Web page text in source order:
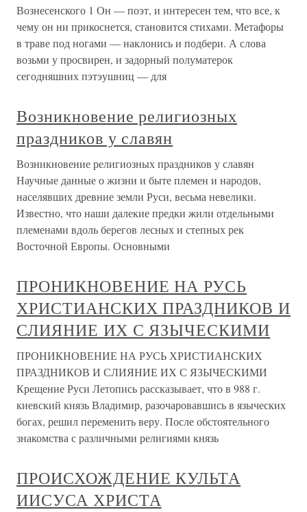
Вознесенского 1 Он — поэт, и интересен тем, что все, к
чему он ни прикоснется, становится стихами. Метафоры
в траве под ногами — наклонись и подбери. А слова
возьми у просвирен, и задорный полуматерок
сегодняшних пэтэушниц — для
Возникновение религиозных
праздников у славян
Возникновение религиозных праздников у славян
Научные данные о жизни и быте племен и народов,
населявших древние земли Руси, весьма невелики.
Известно, что наши далекие предки жили отдельными
племенами вдоль берегов лесных и степных рек
Восточной Европы. Основными
ПРОНИКНОВЕНИЕ НА РУСЬ
ХРИСТИАНСКИХ ПРАЗДНИКОВ И
СЛИЯНИЕ ИХ С ЯЗЫЧЕСКИМИ
ПРОНИКНОВЕНИЕ НА РУСЬ ХРИСТИАНСКИХ
ПРАЗДНИКОВ И СЛИЯНИЕ ИХ С ЯЗЫЧЕСКИМИ
Крещение Руси Летопись рассказывает, что в 988 г.
киевский князь Владимир, разочаровавшись в языческих
богах, решил переменить веру. После обстоятельного
знакомства с различными религиями князь
ПРОИСХОЖДЕНИЕ КУЛЬТА
ИИСУСА ХРИСТА